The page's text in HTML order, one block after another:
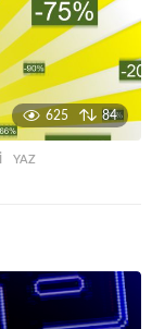
625 84
,YAZ